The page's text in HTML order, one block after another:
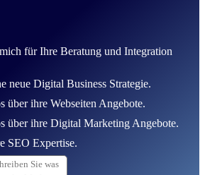
für Ihre Beratung und Integration
neue Digital Business Strategie.
über ihre Webseiten Angebote.
über ihre Digital Marketing Angebote.
SEO Expertise.